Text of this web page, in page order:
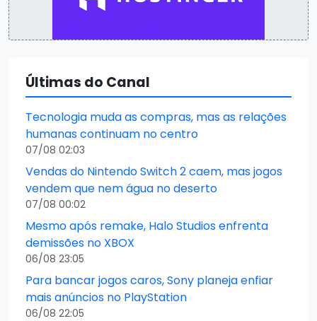
Últimas do Canal
Tecnologia muda as compras, mas as relações
humanas continuam no centro
07/08 02:03
Vendas do Nintendo Switch 2 caem, mas jogos
vendem que nem água no deserto
07/08 00:02
Mesmo após remake, Halo Studios enfrenta
demissões no XBOX
06/08 23:05
Para bancar jogos caros, Sony planeja enfiar
mais anúncios no PlayStation
06/08 22:05